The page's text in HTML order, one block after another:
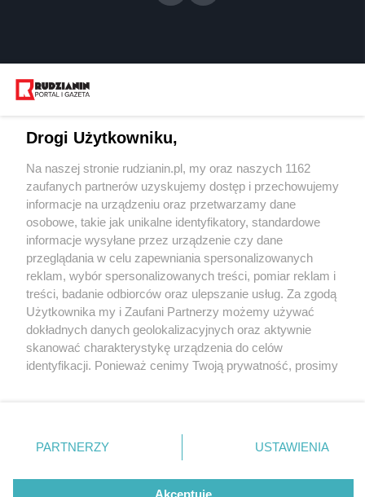
3 / 0
Wydawca mediów
Nie zapomnij
zapoznać się z:
polityką prywatności regulamin korzystania z portali
Twojemiasto
Piekary Śląskie
Chorzów
Tarnowskie Góry
Gliwice
Skontakuj sięz nami
Kontakt
Wydawca
Redakcja
Drogi Użytkowniku,
Na naszej stronie rudzianin.pl, my oraz naszych 1162
zaufanych partnerów uzyskujemy dostęp i przechowujemy
informacje na urządzeniu oraz przetwarzamy dane
osobowe, takie jak unikalne identyfikatory, standardowe
informacje wysyłane przez urządzenie czy dane
przeglądania w celu zapewniania spersonalizowanych
reklam, wybór spersonalizowanych treści, pomiar reklam i
treści, badanie odbiorców oraz ulepszanie usług. Za zgodą
Użytkownika my i Zaufani Partnerzy możemy używać
dokładnych danych geolokalizacyjnych oraz aktywnie
skanować charakterystykę urządzenia do celów
identyfikacji. Ponieważ cenimy Twoją prywatność, prosimy
prywatności znajdujący się w lewym dolnym rogu strony
. Niektóre rodzaje przetwarzania danych nie wymagają
zgody użytkownika, ale masz prawo sprzeciwić się
takiemu przetwarzaniu. Preferencje będą miały
PARTNERZY USTAWIENIA
Akceptuję